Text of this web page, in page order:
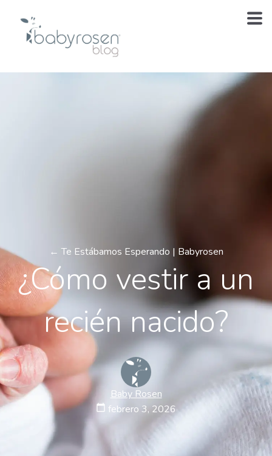
← Te Estábamos Esperando | Babyrosen
¿Cómo vestir a un
recién nacido?
Baby Rosen
calendar_today febrero 3, 2026